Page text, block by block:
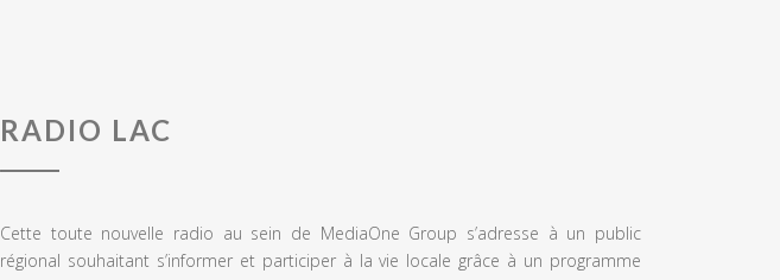
RADIO LAC
Cette toute nouvelle radio au sein de MediaOne Group s’adresse à un public
régional souhaitant s’informer et participer à la vie locale grâce à un programme